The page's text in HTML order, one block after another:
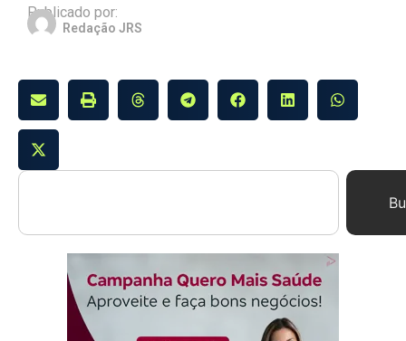
Publicado por:
Redação JRS